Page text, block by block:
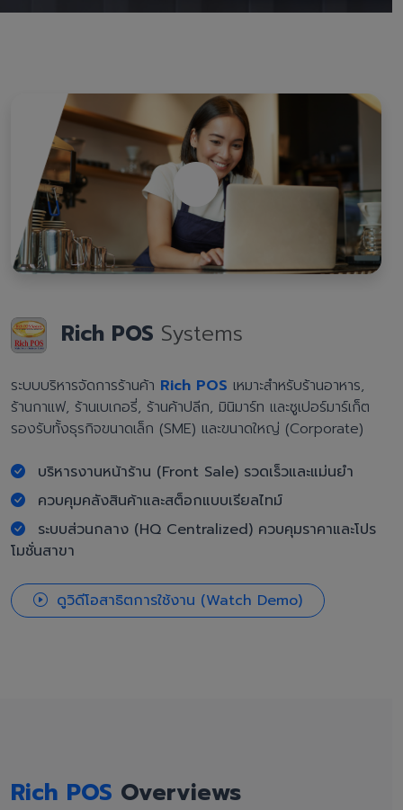
Rich POS Systems
ระบบบริหารจัดการร้านค้า Rich POS เหมาะสำหรับร้านอาหาร,
ร้านกาแฟ, ร้านเบเกอรี่, ร้านค้าปลีก, มินิมาร์ท และซูเปอร์มาร์เก็ต
รองรับทั้งธุรกิจขนาดเล็ก (SME) และขนาดใหญ่ (Corporate)
บริหารงานหน้าร้าน (Front Sale) รวดเร็วและแม่นยำ
ควบคุมคลังสินค้าและสต็อกแบบเรียลไทม์
ระบบส่วนกลาง (HQ Centralized) ควบคุมราคาและโปร
โมชั่นสาขา
ดูวิดีโอสาธิตการใช้งาน (Watch Demo)
Rich POS Overviews